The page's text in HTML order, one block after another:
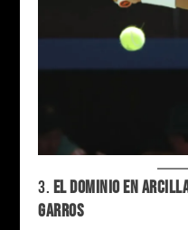
3. EL DOMINIO EN
GARROS